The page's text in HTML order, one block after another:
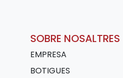
SOBRE NOSALTRES
EMPRESA
BOTIGUES